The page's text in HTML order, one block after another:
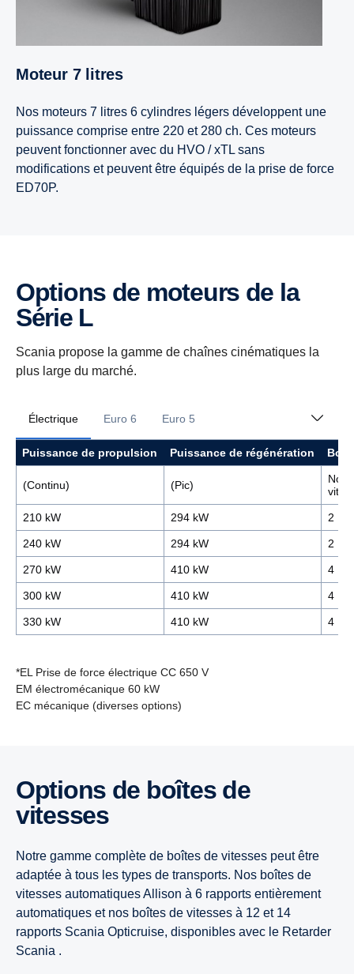
Moteur 7 litres
Nos moteurs 7 litres 6 cylindres légers développent une
puissance comprise entre 220 et 280 ch. Ces moteurs
peuvent fonctionner avec du HVO / xTL sans
modifications et peuvent être équipés de la prise de force
ED70P.
Options de moteurs de la
Série L
Scania propose la gamme de chaînes cinématiques la
plus large du marché.
Électrique Euro 6 Euro 5
Puissance de propulsion Puissance de régénération
(Continu) (Pic)
210 kW 294 kW 2
240 kW 294 kW 2
270 kW 410 kW 4
300 kW 410 kW 4
330 kW 410 kW 4
*EL Prise de force électrique CC 650 V
EM électromécanique 60 kW
EC mécanique (diverses options)
9 litres
Super 11
7 litres
9 litres
9 litres
Options de boîtes de
vitesses
Notre gamme complète de boîtes de vitesses peut être
adaptée à tous les types de transports. Nos boîtes de
vitesses automatiques Allison à 6 rapports entièrement
automatiques et nos boîtes de vitesses à 12 et 14
rapports Scania Opticruise, disponibles avec le Retarder
Scania .